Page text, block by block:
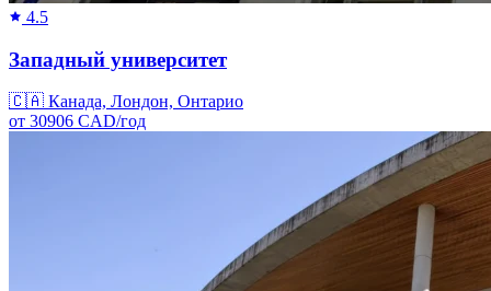
4.5
Западный университет
🇨🇦 Канада, Лондон, Онтарио
от 30906 CAD/год